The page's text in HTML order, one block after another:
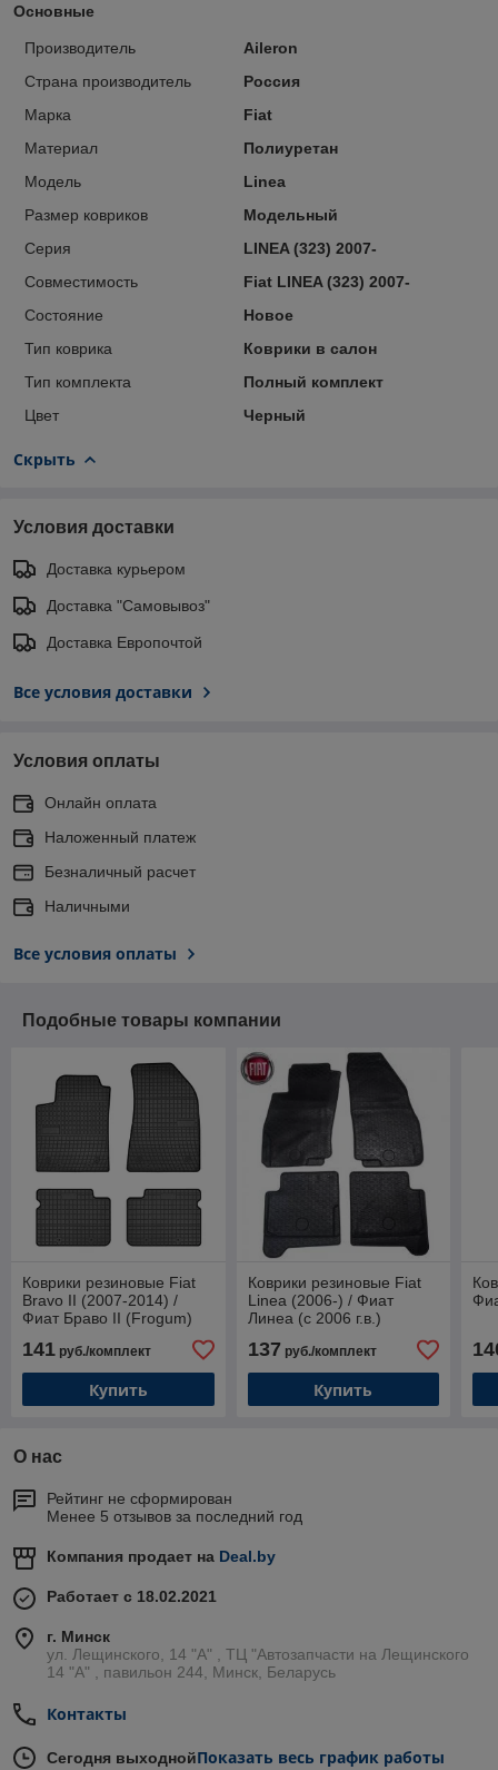
Основные
Производитель
Aileron
Страна производитель
Россия
Марка
Fiat
Материал
Полиуретан
Модель
Linea
Размер ковриков
Модельный
Серия
LINEA (323) 2007-
Совместимость
Fiat LINEA (323) 2007-
Состояние
Новое
Тип коврика
Коврики в салон
Тип комплекта
Полный комплект
Цвет
Черный
Скрыть
Условия доставки
Доставка курьером
Доставка "Самовывоз"
Доставка Европочтой
Все условия доставки
Условия оплаты
Онлайн оплата
Наложенный платеж
Безналичный расчет
Наличными
Все условия оплаты
Подобные товары компании
Коврики резиновые Fiat
Bravo II (2007-2014) /
Фиат Браво II (Frogum)
141 руб./комплект
Купить
Коврики резиновые Fiat
Linea (2006-) / Фиат
Линеа (с 2006 г.в.)
137 руб./комплект
Купить
О нас
Рейтинг не сформирован
Менее 5 отзывов за последний год
Компания продает на Deal.by
Работает с 18.02.2021
г. Минск
ул. Лещинского, 14 "А" , ТЦ "Автозапчасти на Лещинcкого
14 "A" , павильон 244, Минск, Беларусь
Контакты
Сегодня выходнойПоказать весь график работы